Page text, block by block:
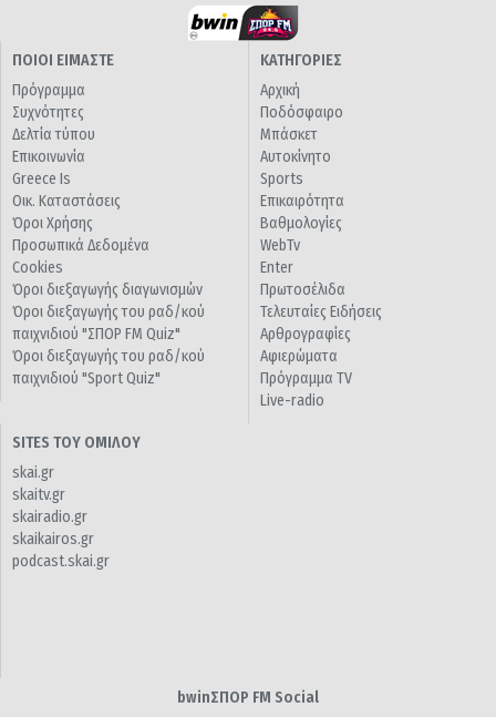
ΠΟΙΟΙ ΕΙΜΑΣΤΕ
Πρόγραμμα
Συχνότητες
Δελτία τύπου
Επικοινωνία
Greece Is
Οικ. Καταστάσεις
Όροι Χρήσης
Προσωπικά Δεδομένα
Cookies
Όροι διεξαγωγής διαγωνισμών
Όροι διεξαγωγής του ραδ/κού
παιχνιδιού "ΣΠΟΡ FM Quiz"
Όροι διεξαγωγής του ραδ/κού
παιχνιδιού "Sport Quiz"
ΚΑΤΗΓΟΡΙΕΣ
Αρχική
Ποδόσφαιρο
Μπάσκετ
Αυτοκίνητο
Sports
Επικαιρότητα
Βαθμολογίες
WebTv
Enter
Πρωτοσέλιδα
Τελευταίες Ειδήσεις
Αρθρογραφίες
Αφιερώματα
Πρόγραμμα TV
Live-radio
SITES ΤΟΥ ΟΜΙΛΟΥ
skai.gr
skaitv.gr
skairadio.gr
skaikairos.gr
podcast.skai.gr
bwinΣΠΟΡ FM Social